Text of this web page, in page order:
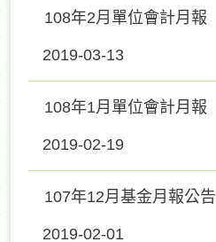
108年2月單位會計月報
2019-03-13
108年1月單位會計月報
2019-02-19
107年12月基金月報公告
2019-02-01